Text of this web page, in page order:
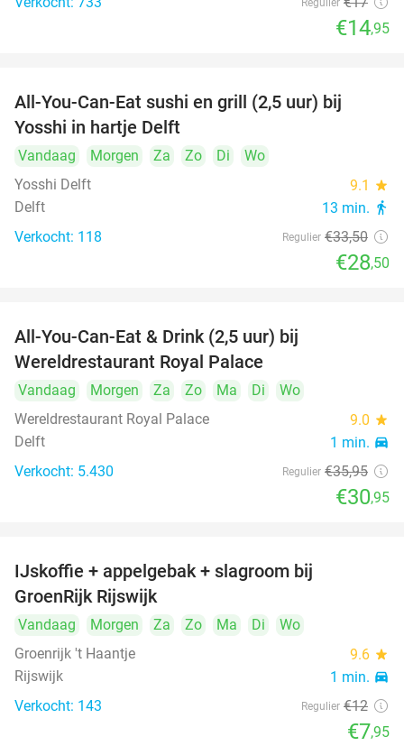
Regulier
€14,95
All-You-Can-Eat sushi en grill (2,5 uur) bij
Yosshi in hartje Delft
Vandaag Morgen Za Zo Di
Wo
Yosshi Delft
9.1 star
Delft 13 min. directions_walk
Verkocht: 118 Regulier €33,50
€28,50
All-You-Can-Eat & Drink (2,5 uur) bij
Wereldrestaurant Royal Palace
Vandaag Morgen Za Zo Ma Di
Wo
Wereldrestaurant Royal Palace
9.0 star
Delft 1 min. directions_car
Verkocht: 5.430 Regulier €35,95
€30,95
IJskoffie + appelgebak + slagroom bij
GroenRijk Rijswijk
Vandaag Morgen Za Zo Ma Di
Wo
Groenrijk 't Haantje
9.6 star
Rijswijk 1 min. directions_car
Verkocht: 143 Regulier €12
€7,95